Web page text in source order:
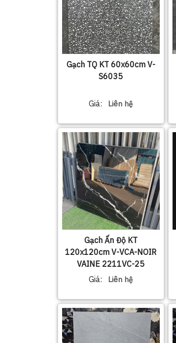
Gạch TQ KT 60x60cm V-
S6035
Giá: Liên hệ
Gạch Ấn Độ KT
120x120cm V-VCA-NOIR
VAINE 2211VC-25
Giá:
Liên hệ